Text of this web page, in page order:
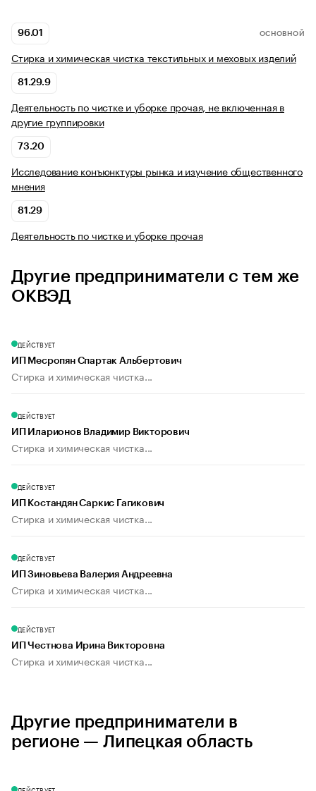
96.01 ОСНОВНОЙ
Стирка и химическая чистка текстильных и меховых изделий
81.29.9
Деятельность по чистке и уборке прочая, не включенная в
другие группировки
73.20
Исследование конъюнктуры рынка и изучение общественного
мнения
81.29
Деятельность по чистке и уборке прочая
Другие предприниматели с тем же
ОКВЭД
ДЕЙСТВУЕТ
ИП Месропян Спартак Альбертович
Стирка и химическая чистка...
ДЕЙСТВУЕТ
ИП Иларионов Владимир Викторович
Стирка и химическая чистка...
ДЕЙСТВУЕТ
ИП Костандян Саркис Гагикович
Стирка и химическая чистка...
ДЕЙСТВУЕТ
ИП Зиновьева Валерия Андреевна
Стирка и химическая чистка...
ДЕЙСТВУЕТ
ИП Честнова Ирина Викторовна
Стирка и химическая чистка...
Другие предприниматели в
регионе — Липецкая область